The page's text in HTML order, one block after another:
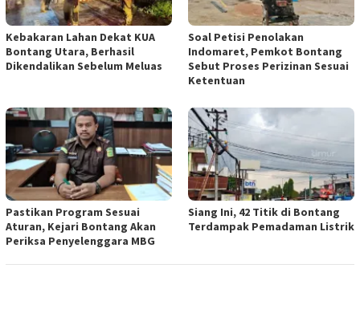
Kebakaran Lahan Dekat KUA
Bontang Utara, Berhasil
Dikendalikan Sebelum Meluas
Soal Petisi Penolakan
Indomaret, Pemkot Bontang
Sebut Proses Perizinan Sesuai
Ketentuan
Pastikan Program Sesuai
Aturan, Kejari Bontang Akan
Periksa Penyelenggara MBG
Siang Ini, 42 Titik di Bontang
Terdampak Pemadaman Listrik